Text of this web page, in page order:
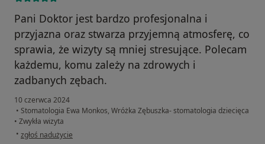
Pani Doktor jest bardzo profesjonalna i
przyjazna oraz stwarza przyjemną atmosferę, co
sprawia, że wizyty są mniej stresujące. Polecam
każdemu, komu zależy na zdrowych i
zadbanych zębach.
10 czerwca 2024
• Stomatologia Ewa Monkos, Wróżka Zębuszka- stomatologia dziecięca
• Zwykła wizyta
• w opinii użytkownika Błażej Karczewski
zgłoś nadużycie